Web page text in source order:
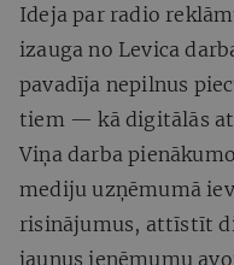
Ideja par radio
izauga no Levica
pavadīja nepilnus
tiem — kā digitālās
Viņa darba
mediju uzņēmumā
risinājumus, attīstīt
jaunus ieņēmumu